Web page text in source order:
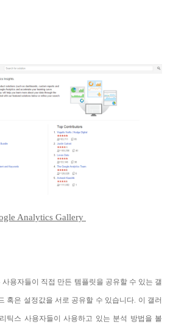
Analytics Gallery
용자들이 직접 만든 템플릿을 공유할 수 있는 갤
혹은 설정값을 서로 공유할 수 있습니다. 이 갤러
틱스 사용자들이 사용하고 있는 분석 방법을 볼